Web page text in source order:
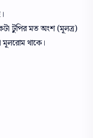
টুপির মত অংশ (মূলত্র)
থাকে।